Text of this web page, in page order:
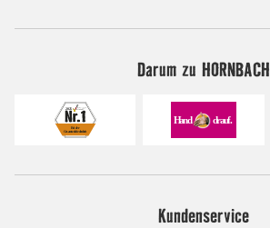
Darum zu HORNBACH
Kundenservice